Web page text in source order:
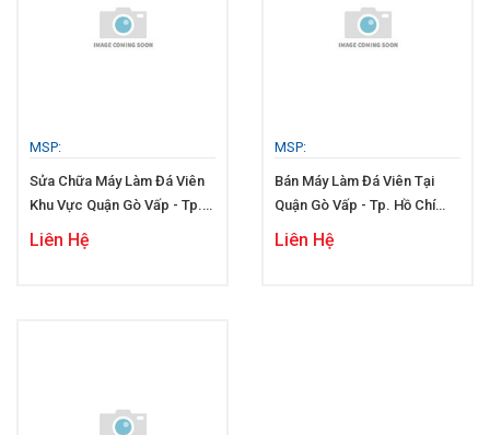
MSP:
Sửa Chữa Máy Làm Đá Viên
Khu Vực Quận Gò Vấp - Tp.
Hồ Chí Minh
Liên Hệ
MSP:
Bán Máy Làm Đá Viên Tại
Quận Gò Vấp - Tp. Hồ Chí
Minh
Liên Hệ